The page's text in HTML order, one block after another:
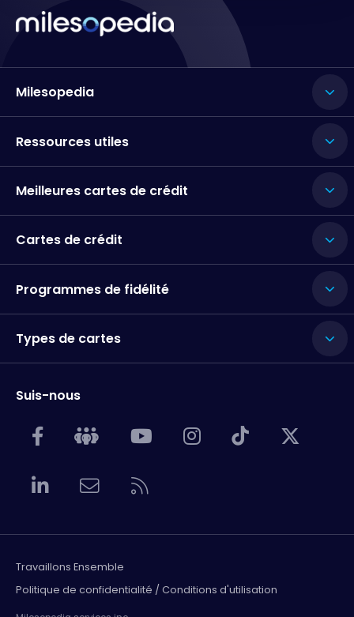
Milesopedia
Ressources utiles
Meilleures cartes de crédit
Cartes de crédit
Programmes de fidélité
Types de cartes
Suis-nous
Travaillons Ensemble
Politique de confidentialité / Conditions d'utilisation